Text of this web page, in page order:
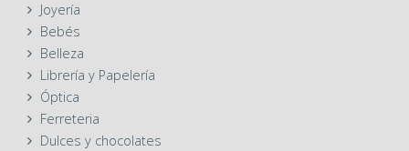
Joyería
Bebés
Belleza
Librería y Papelería
Óptica
Ferreteria
Dulces y chocolates